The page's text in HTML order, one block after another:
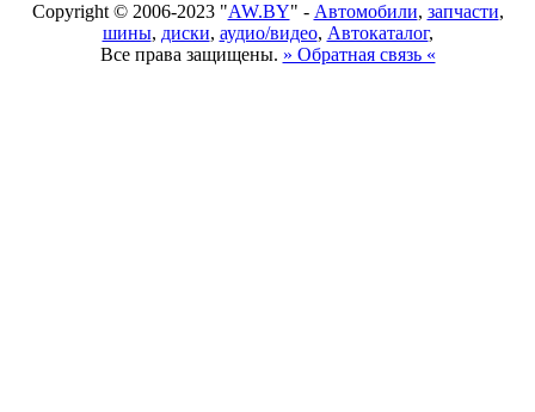
Copyright © 2006-2023 "AW.BY" - Автомобили, запчасти,
шины, диски, аудио/видео, Автокаталог,
Все права защищены. » Обратная связь «